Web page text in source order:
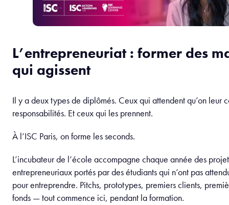
L’entrepreneuriat : former des
qui agissent
Il y a deux types de diplômés. Ceux qui attendent qu’on leur
responsabilités. Et ceux qui les prennent.
À l’ISC Paris, on forme les seconds.
L’incubateur de l’école accompagne chaque année des
entrepreneuriaux portés par des étudiants qui n’ont pas
pour entreprendre. Pitchs, prototypes, premiers clients,
fonds — tout commence ici, pendant la formation.